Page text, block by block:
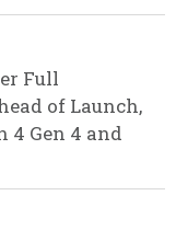
Full
of Launch,
4 Gen 4 and